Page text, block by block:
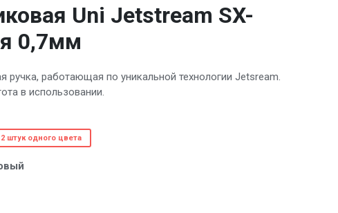
Uni Jetstream SX-
0,7мм
ручка, работающая по уникальной технологии Jetsream.
в использовании.
штук одного цвета